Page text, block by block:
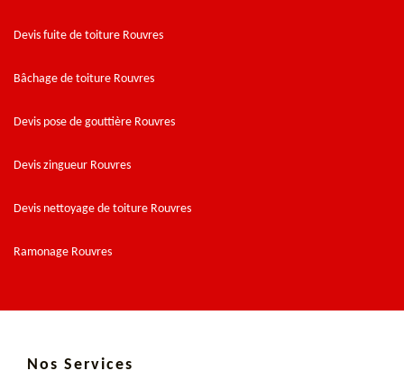
Devis fuite de toiture Rouvres
Bâchage de toiture Rouvres
Devis pose de gouttière Rouvres
Devis zingueur Rouvres
Devis nettoyage de toiture Rouvres
Ramonage Rouvres
Nos Services